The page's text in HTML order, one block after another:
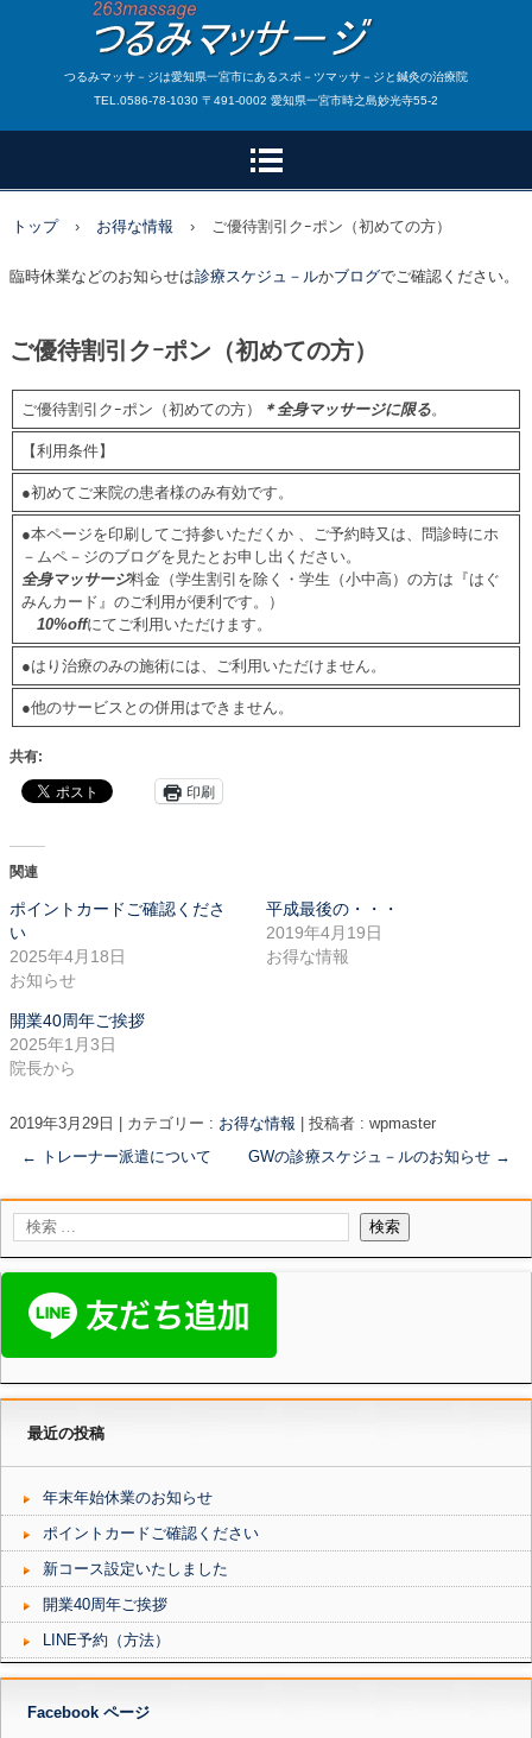
つるみマッサ－ジは愛知県一宮市にあるスポ－ツマッサ－ジと鍼灸の治療院
TEL.0586-78-1030 〒491-0002 愛知県一宮市時之島妙光寺55-2
トップ › お得な情報 › ご優待割引クｰポン（初めての方）
臨時休業などのお知らせは診療スケジュ－ルかブログでご確認ください。
ご優待割引クｰポン（初めての方）
ご優待割引クｰポン（初めての方） ＊全身マッサージに限る。
【利用条件】
●初めてご来院の患者様のみ有効です。
●本ページを印刷してご持参いただくか 、ご予約時又は、問診時にホ
－ムペ－ジのブログを見たとお申し出ください。
全身マッサージ料金（学生割引を除く・学生（小中高）の方は『はぐ
みんカード』のご利用が便利です。）
10%offにてご利用いただけます。
●はり治療のみの施術には、ご利用いただけません。
●他のサービスとの併用はできません。
共有:
印刷
関連
ポイントカードご確認くださ
い
2025年4月18日
お知らせ
平成最後の・・・
2019年4月19日
お得な情報
開業40周年ご挨拶
2025年1月3日
院長から
2019年3月29日 カテゴリー : お得な情報
投稿者 : wpmaster
←
トレーナー派遣について GWの診療スケジュ－ルのお知らせ →
最近の投稿
年末年始休業のお知らせ
ポイントカードご確認ください
新コース設定いたしました
開業40周年ご挨拶
LINE予約（方法）
Facebook ページ